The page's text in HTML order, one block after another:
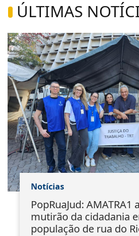
ÚLTIMAS
Notícias
PopRuaJud: AMATRA1
mutirão da cidadania
população de rua do